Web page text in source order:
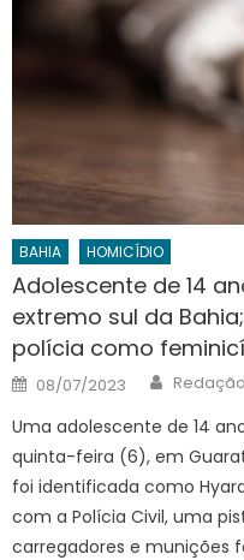
BAHIA HOMICÍDIO
Adolescente de 14
extremo sul da
polícia como
Posted
on
08/07/2023 Author
Uma adolescente de 14
quinta-feira (6), em
foi identificada como
com a Polícia Civil, uma
carregadores e munições